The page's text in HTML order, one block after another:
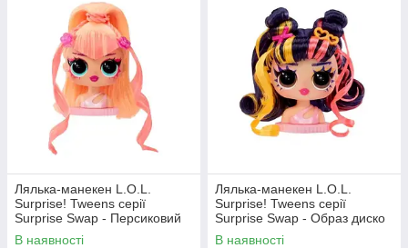
Лялька-манекен L.O.L.
Surprise! Tweens серії
Surprise Swap - Персиковий
образ 593522-2
В наявності
Лялька-манекен L.O.L.
Surprise! Tweens серії
Surprise Swap - Образ диско
593522-3
В наявності